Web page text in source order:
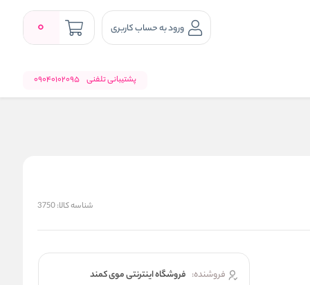
ورود به حساب کاربری 0
پشتیبانی تلفنی 09040102095
شناسه کالا:3750
فروشنده: فروشگاه اینترنتی موی کمند